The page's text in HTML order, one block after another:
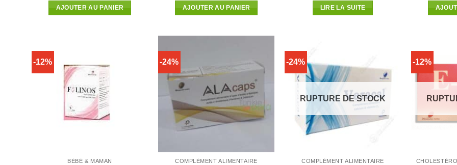
initial
était :
AJOUTER AU PANIER
initial
était :
AJOUTER AU PANIER
initial
était :
LIRE LA SUITE
-12%
BÉBÉ & MAMAN
-24%
COMPLÉMENT ALIMENTAIRE
-24%
RUPTURE DE STOCK
COMPLÉMENT ALIMENTAIRE
-12%